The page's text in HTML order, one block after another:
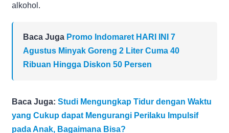
alkohol.
Baca Juga Promo Indomaret HARI INI 7
Agustus Minyak Goreng 2 Liter Cuma 40
Ribuan Hingga Diskon 50 Persen
Baca Juga: Studi Mengungkap Tidur dengan Waktu
yang Cukup dapat Mengurangi Perilaku Impulsif
pada Anak, Bagaimana Bisa?